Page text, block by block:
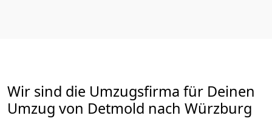
Wir sind die Umzugsfirma für Deinen
Umzug von Detmold nach Würzburg